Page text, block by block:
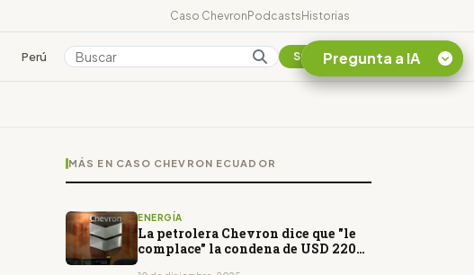
Caso ChevronPodcastsHistorias
Perú Colombia Suscribirse
MÁS EN CASO CHEVRON ECUADOR
ENERGÍA
La petrolera Chevron dice que "le
complace" la condena de USD 220
Pregunta a IA
¿En que consiste la